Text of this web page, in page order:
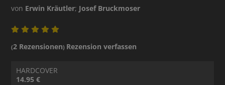
von Erwin Kräutler; Josef Bruckmoser
(2 Rezensionen) Rezension verfassen
HARDCOVER
14.95 €